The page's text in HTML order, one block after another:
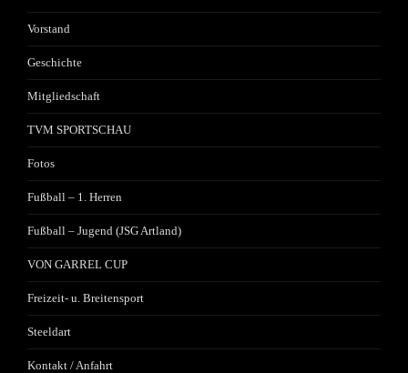
Vorstand
Geschichte
Mitgliedschaft
TVM SPORTSCHAU
Fotos
Fußball – 1. Herren
Fußball – Jugend (JSG Artland)
VON GARREL CUP
Freizeit- u. Breitensport
Steeldart
Kontakt / Anfahrt